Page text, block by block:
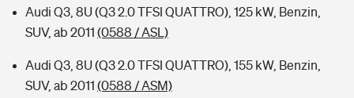
Sie haben Fragen?
Zur Übersicht
Audi Q3, 8U (Q3 2.0 TFSI QUATTRO), 125 kW, Benzin,
SUV, ab 2011 (0588 / ASL)
Audi Q3, 8U (Q3 2.0 TFSI QUATTRO), 155 kW, Benzin,
SUV, ab 2011 (0588 / ASM)